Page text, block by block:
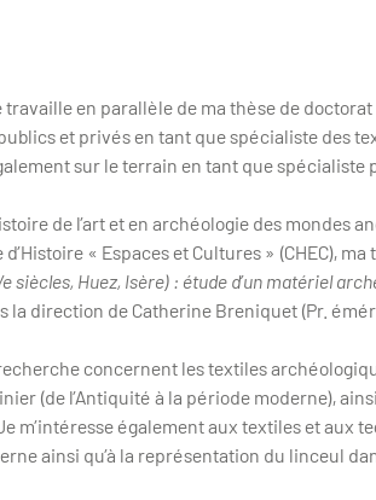
travaille en parallèle de ma thèse de
et privés en tant que spécialiste des
sur le terrain en tant que spécialiste
de l’art et en archéologie des mondes
d’Histoire « Espaces et Cultures » (CHEC),
siècles, Huez, Isère) : étude d’un matériel
la direction de Catherine Breniquet (Pr.
concernent les textiles
(de l’Antiquité à la période moderne),
m’intéresse également aux textiles et aux
ainsi qu’à la représentation du linceul